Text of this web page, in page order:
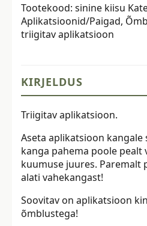
sinine
kogus
Tootekood: sinine kiisu
Aplikatsioonid/Paigad,
triigitav aplikatsioon
KIRJELDUS
Triigitav aplikatsioon.
Aseta aplikatsioon
kanga pahema poole pealt
kuumuse juures. Paremalt
alati vahekangast!
Soovitav on aplikatsioon
õmblustega!